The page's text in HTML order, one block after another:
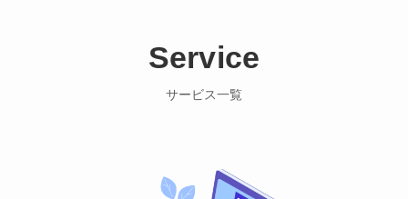
Service
サービス一覧